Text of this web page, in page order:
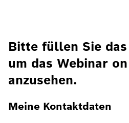
Bitte füllen Sie
um das Webinar
anzusehen.
Meine Kontaktdaten